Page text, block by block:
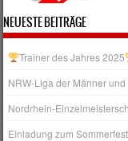
NEUESTE BEITRÄGE
Trainer des Jahres 2025
NRW‑Liga der Männer
Nordrhein-
Einladung zum Sommerfest